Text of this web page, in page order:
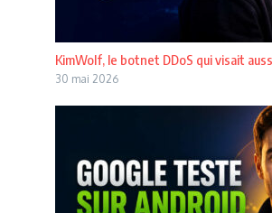
KimWolf, le botnet DDoS qui visait
30 mai 2026